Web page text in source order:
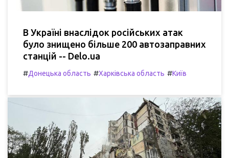
В Україні внаслідок російських атак
було знищено більше 200 автозаправних
станцій -- Delo.ua
#Донецька область #Харківська область #Київ